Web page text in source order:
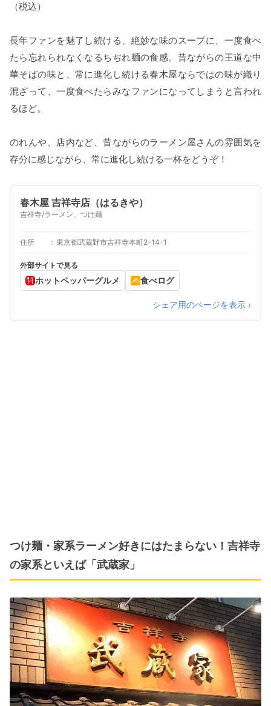
（税込）
長年ファンを魅了し続ける、絶妙な味のスープに、一度食べ
たら忘れられなくなるちぢれ麺の食感。昔ながらの王道な中
華そばの味と、常に進化し続ける春木屋ならではの味が織り
混ざって、一度食べたらみなファンになってしまうと言われ
るほど。
のれんや、店内など、昔ながらのラーメン屋さんの雰囲気を
存分に感じながら、常に進化し続ける一杯をどうぞ！
春木屋 吉祥寺店（はるきや）
吉祥寺/ラーメン、つけ麺
住所 東京都武蔵野市吉祥寺本町2-14-1
外部サイトで見る
ホットペッパーグルメ 食べログ
シェア用のページを表示 ›
つけ麺・家系ラーメン好きにはたまらない！吉祥寺
の家系といえば「武蔵家」